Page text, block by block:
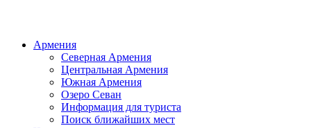
Армения
Северная Армения
Центральная Армения
Южная Армения
Озеро Севан
Информация для туриста
Поиск ближайших мест